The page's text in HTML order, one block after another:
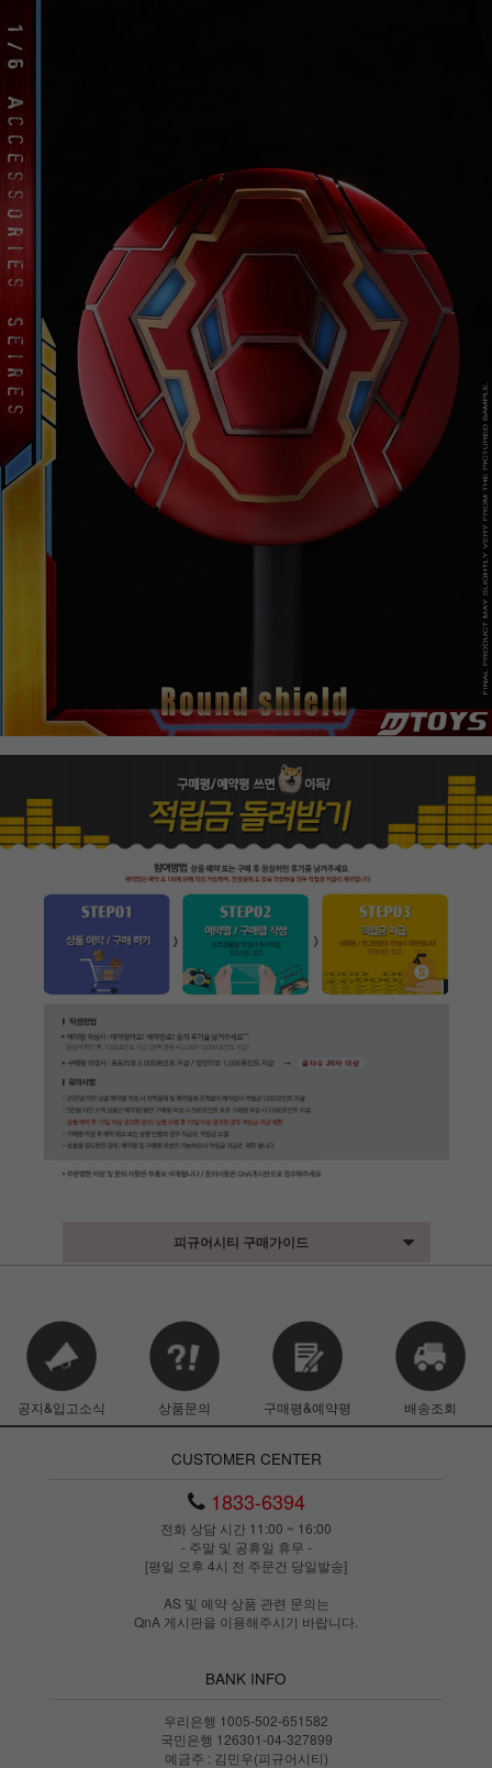
피규어시티 구매가이드
공지&입고소식 상품문의 구매평&예약평 배송조회
CUSTOMER CENTER
1833-6394
전화 상담 시간 11:00 ~ 16:00
- 주말 및 공휴일 휴무 -
[평일 오후 4시 전 주문건 당일발송]
AS 및 예약 상품 관련 문의는
QnA 게시판을 이용해주시기 바랍니다.
BANK INFO
우리은행 1005-502-651582
국민은행 126301-04-327899
예금주 : 김민우(피규어시티)